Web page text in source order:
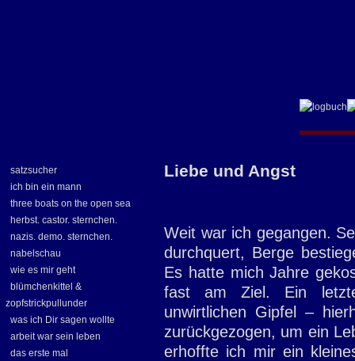
satzsucher
ich bin ein mann
three boats on the open sea
herbst. castor. sternchen.
nazis. demo. sternchen.
nabelschau
wie es mir geht
blümchenkittel &
zopfstrickpullunder
was ich Dir sagen wollte
arbeit war sein leben
das erste mal
Liebe und Angst
Weit war ich gegangen.
durchquert, Berge
Es hatte mich Jahre
fast am Ziel. Ein
unwirtlichen Gipfel –
zurückgezogen, um ein
erhoffte ich mir ein